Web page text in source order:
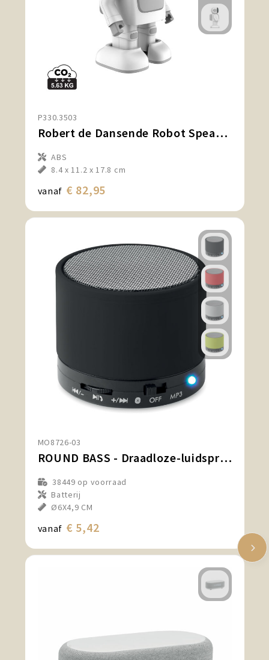
P330.3503
Robert de Dansende Robot Speaker
ABS
8.4 x 11.2 x 17.8 cm
vanaf € 82,95
MO8726-03
ROUND BASS - Draadloze-luidspreker
38449 op voorraad
Batterij
Ø6X4,9 CM
vanaf € 5,42